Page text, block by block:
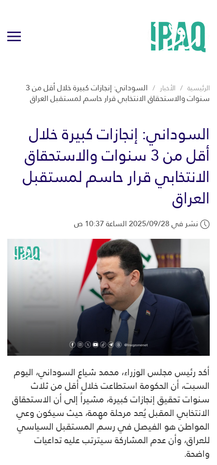
الرئيسية الأخبار السوداني: إنجازات كبيرة خلال أقل من 3
سنوات والاستحقاق الانتخابي قرار حاسم لمستقبل العراق
السوداني: إنجازات كبيرة خلال
أقل من 3 سنوات والاستحقاق
الانتخابي قرار حاسم لمستقبل
العراق
نشر في 2025/09/28 الساعة 10:37 ص
أكد رئيس مجلس الوزراء، محمد شياع السوداني، اليوم
السبت، أن الحكومة استطاعت خلال أقل من ثلاث
سنوات تحقيق إنجازات كبيرة، مشيراً إلى أن الاستحقاق
الانتخابي المقبل يُعد مرحلة مهمة، حيث سيكون وعي
المواطن هو الفيصل في رسم المستقبل السياسي
للعراق، وأن عدم المشاركة سيترتب عليه تداعيات
واضحة.